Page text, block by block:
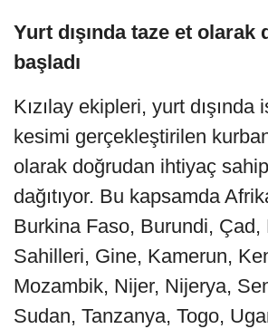
Yurt dışında taze et olarak
başladı
Kızılay ekipleri, yurt dışında
kesimi gerçekleştirilen
olarak doğrudan ihtiyaç
dağıtıyor. Bu kapsamda
Burkina Faso, Burundi, Çad,
Sahilleri, Gine, Kamerun,
Mozambik, Nijer, Nijerya,
Sudan, Tanzanya, Togo,